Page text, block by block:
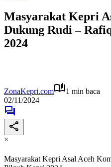
Masyarakat Kepri
Dukung Rudi –
2024
ZonaKepri.com
1 min baca
02/11/2024
×
Masyarakat Kepri Asal Aceh